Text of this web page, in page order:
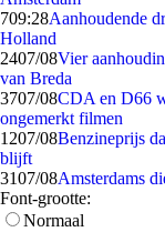
709:28Aanhoudende
Holland
2407/08Vier
van Breda
3707/08CDA en D66
ongemerkt filmen
1207/08Benzineprijs
blijft
3107/08Amsterdams
Font-grootte:
Normaal